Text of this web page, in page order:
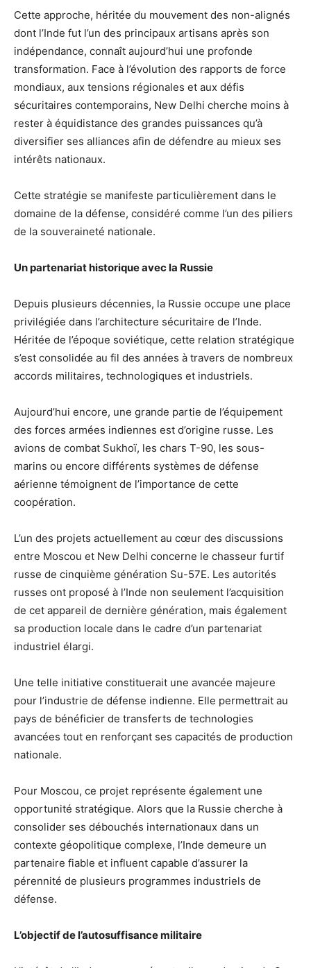
Cette approche, héritée du mouvement des non-alignés
dont l’Inde fut l’un des principaux artisans après son
indépendance, connaît aujourd’hui une profonde
transformation. Face à l’évolution des rapports de force
mondiaux, aux tensions régionales et aux défis
sécuritaires contemporains, New Delhi cherche moins à
rester à équidistance des grandes puissances qu’à
diversifier ses alliances afin de défendre au mieux ses
intérêts nationaux.
Cette stratégie se manifeste particulièrement dans le
domaine de la défense, considéré comme l’un des piliers
de la souveraineté nationale.
Un partenariat historique avec la Russie
Depuis plusieurs décennies, la Russie occupe une place
privilégiée dans l’architecture sécuritaire de l’Inde.
Héritée de l’époque soviétique, cette relation stratégique
s’est consolidée au fil des années à travers de nombreux
accords militaires, technologiques et industriels.
Aujourd’hui encore, une grande partie de l’équipement
des forces armées indiennes est d’origine russe. Les
avions de combat Sukhoï, les chars T-90, les sous-
marins ou encore différents systèmes de défense
aérienne témoignent de l’importance de cette
coopération.
L’un des projets actuellement au cœur des discussions
entre Moscou et New Delhi concerne le chasseur furtif
russe de cinquième génération Su-57E. Les autorités
russes ont proposé à l’Inde non seulement l’acquisition
de cet appareil de dernière génération, mais également
sa production locale dans le cadre d’un partenariat
industriel élargi.
Une telle initiative constituerait une avancée majeure
pour l’industrie de défense indienne. Elle permettrait au
pays de bénéficier de transferts de technologies
avancées tout en renforçant ses capacités de production
nationale.
Pour Moscou, ce projet représente également une
opportunité stratégique. Alors que la Russie cherche à
consolider ses débouchés internationaux dans un
contexte géopolitique complexe, l’Inde demeure un
partenaire fiable et influent capable d’assurer la
pérennité de plusieurs programmes industriels de
défense.
L’objectif de l’autosuffisance militaire